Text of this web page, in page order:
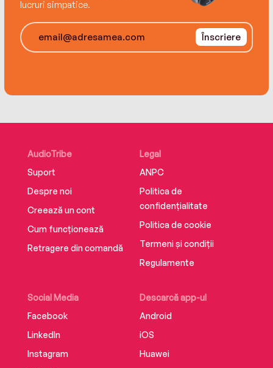
lucruri simpatice.
Înscriere
AudioTribe
Suport
Despre noi
Creează un cont
Cum funcționează
Retragere din comandă
Social Media
Facebook
LinkedIn
Instagram
Descarcă app-ul
Android
iOS
Huawei
Legal
ANPC
Politica de
confidențialitate
Politica de cookie
Termeni și condiții
Regulamente